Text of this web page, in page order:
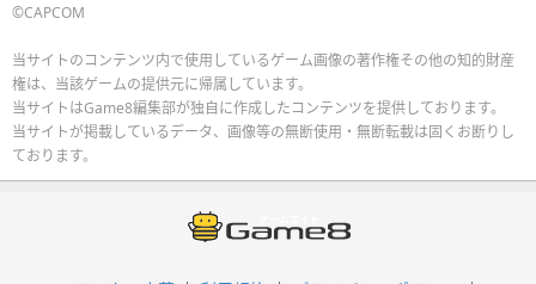
©CAPCOM
当サイトのコンテンツ内で使用しているゲーム画像の著作権その他の知的財産
権は、当該ゲームの提供元に帰属しています。
当サイトはGame8編集部が独自に作成したコンテンツを提供しております。
当サイトが掲載しているデータ、画像等の無断使用・無断転載は固くお断りし
ております。